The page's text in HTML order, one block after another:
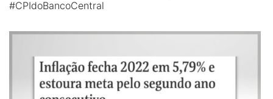
#CPIdoBancoCentral